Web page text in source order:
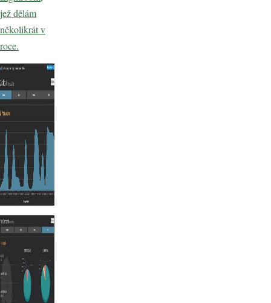
jež dělám
několikrát v
roce.